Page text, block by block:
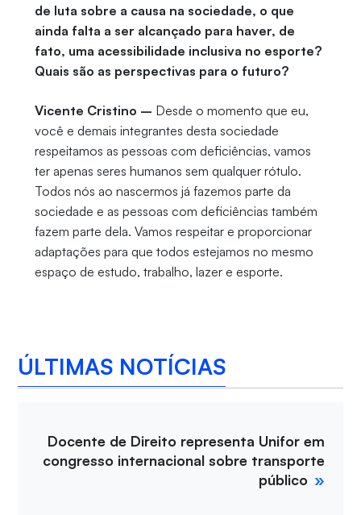
de luta sobre a causa na sociedade, o que
ainda falta a ser alcançado para haver, de
fato, uma acessibilidade inclusiva no esporte?
Quais são as perspectivas para o futuro?
Vicente Cristino – Desde o momento que eu,
você e demais integrantes desta sociedade
respeitamos as pessoas com deficiências, vamos
ter apenas seres humanos sem qualquer rótulo.
Todos nós ao nascermos já fazemos parte da
sociedade e as pessoas com deficiências também
fazem parte dela. Vamos respeitar e proporcionar
adaptações para que todos estejamos no mesmo
espaço de estudo, trabalho, lazer e esporte.
ÚLTIMAS NOTÍCIAS
Docente de Direito representa Unifor em
congresso internacional sobre transporte
público